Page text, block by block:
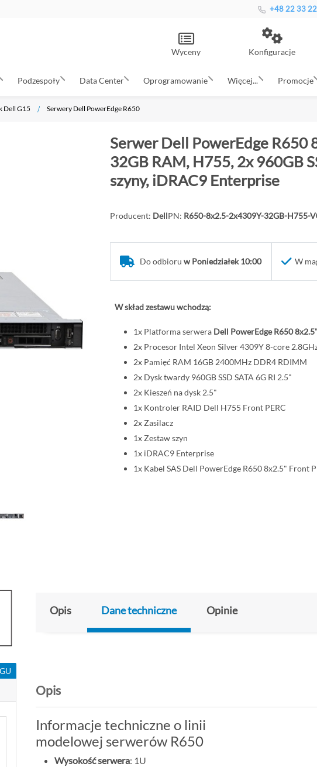
+48 22 33
Konfiguracje
Wyceny
Podzespoły Data Center Oprogramowanie Więcej... Promocje
Dell G15 Serwery Dell PowerEdge R650
Serwer Dell PowerEdge R650
32GB RAM, H755, 2x 960GB
szyny, iDRAC9 Enterprise
Producent: DellPN: R650-8x2.5-2x4309Y-32GB-H755-
Do odbioru w Poniedziałek 10:00 W
W skład zestawu wchodzą:
1x Platforma serwera Dell PowerEdge R650 8x2.5"
2x Procesor Intel Xeon Silver 4309Y 8-core
2x Pamięć RAM 16GB 2400MHz DDR4 RDIMM
2x Dysk twardy 960GB SSD SATA 6G RI 2.5"
2x Kieszeń na dysk 2.5"
1x Kontroler RAID Dell H755 Front PERC
2x Zasilacz
1x Zestaw szyn
1x iDRAC9 Enterprise
1x Kabel SAS Dell PowerEdge R650 8x2.5" Front
Opis Dane techniczne Opinie
Opis
Informacje techniczne o linii
modelowej serwerów R650
Wysokość serwera: 1U